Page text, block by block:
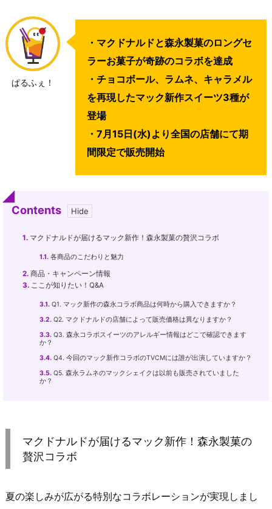
ぱるふぇ！
・マクドナルドと森永製菓のロングセ
ラーお菓子が奇跡のコラボを達成
・チョコボール、ラムネ、キャラメル
を再現したマック新作スイーツ3種が
登場
・7月15日(水)より全国の店舗にて期
間限定で販売開始
Contents
1. マクドナルドが届けるマック新作！森永製菓の贅沢コラボ
1.1. 各商品のこだわりと魅力
2. 商品・キャンペーン情報
3. ここが知りたい！Q&A
3.1. Q1. マック新作の森永コラボ商品は何時から購入できますか？
3.2. Q2. マクドナルドの店舗によって販売価格は異なりますか？
3.3. Q3. 森永コラボスイーツのアレルギー情報はどこで確認できます
か？
3.4. Q4. 今回のマック新作コラボのTVCMには誰が出演していますか？
3.5. Q5. 森永ラムネのマックシェイクは以前も販売されていました
か？
マクドナルドが届けるマック新作！森永製菓の
贅沢コラボ
夏の楽しみが広がる特別なコラボレーションが実現しまし